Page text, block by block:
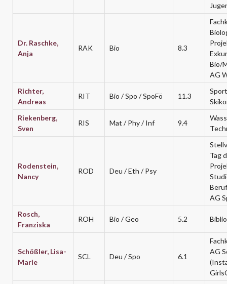
Dr. Raschke,
Anja
RAK Bio 8.3
Bio/
AG
Richter,
Andreas
RIT Bio / Spo / SpoFö 11.3
Riekenberg,
Sven
RIS Mat / Phy / Inf 9.4
Rodenstein,
Nancy
ROD Deu / Eth / Psy
Tag
AG
Rosch,
Franziska
ROH Bio / Geo 5.2
Schößler, Lisa-
Marie
SCL Deu / Spo 6.1
AG